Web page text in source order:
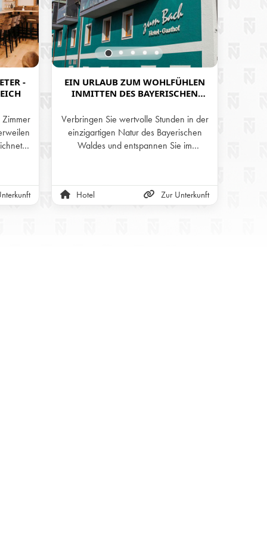
-
EIN URLAUB ZUM WOHLFÜHLEN
INMITTEN DES BAYERISCHEN
TRADITIONSREICHEN HOTEL-
GASTHOF ZUM BACH
Verbringen Sie wertvolle Stunden in der
einzigartigen Natur des Bayerischen
Waldes und entspannen Sie im
Blut.
Hotel Zur Unterkunft